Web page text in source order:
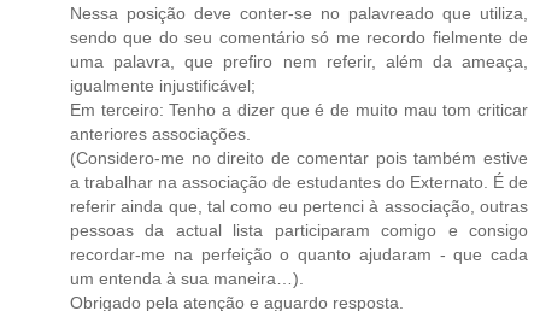
Nessa posição deve conter-se no palavreado que utiliza,
sendo que do seu comentário só me recordo fielmente de
uma palavra, que prefiro nem referir, além da ameaça,
igualmente injustificável;
Em terceiro: Tenho a dizer que é de muito mau tom criticar
anteriores associações.
(Considero-me no direito de comentar pois também estive
a trabalhar na associação de estudantes do Externato. É de
referir ainda que, tal como eu pertenci à associação, outras
pessoas da actual lista participaram comigo e consigo
recordar-me na perfeição o quanto ajudaram - que cada
um entenda à sua maneira…).
Obrigado pela atenção e aguardo resposta.